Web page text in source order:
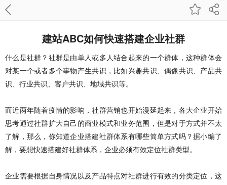
建站ABC如何快速搭建企业社群
什么是社群？社群是由单人或多人结合起来的一个群体，这种群体会
对某一个或者多个事物产生共识，比如兴趣共识、偶像共识、产品共
识、行业共识、客户共识、地域共识等。
而近两年随着疫情的影响，社群营销也开始漫延起来，各大企业开始
思考通过社群扩大自己的商业模式和业务范围，但是对于方式并不太
了解，那么，你知道企业搭建社群体系有哪些简单方式吗？据小编了
解，要想快速搭建好社群体系，企业必须有效定位社群类型。
企业需要根据自身情况以及产品特点对社群进行有效的分类定位，这